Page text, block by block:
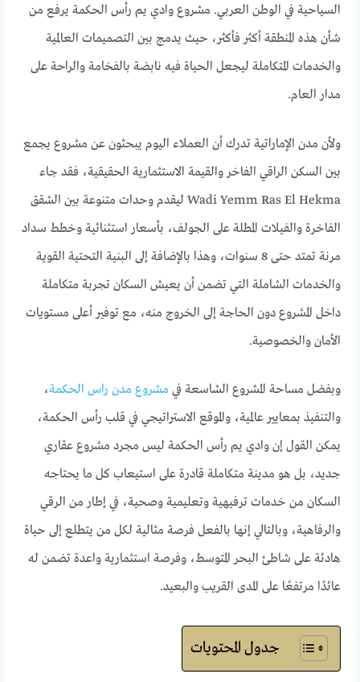
السياحية في الوطن العربي. مشروع وادي يم رأس الحكمة يرفع من
شأن هذه المنطقة أكثر فأكثر، حيث يدمج بين التصميمات العالمية
والخدمات المتكاملة ليجعل الحياة فيه نابضة بالفخامة والراحة على
مدار العام.
ولأن مدن الإماراتية تدرك أن العملاء اليوم يبحثون عن مشروع يجمع
بين السكن الراقي الفاخر والقيمة الاستثمارية الحقيقية، فقد جاء
Wadi Yemm Ras El Hekma ليقدم وحدات متنوعة بين الشقق
الفاخرة والفيلات المطلة على الجولف، بأسعار استثنائية وخطط سداد
مرنة تمتد حتى 8 سنوات، وهذا بالإضافة إلى البنية التحتية القوية
والخدمات الشاملة التي تضمن أن يعيش السكان تجربة متكاملة
داخل المشروع دون الحاجة إلى الخروج منه، مع توفير أعلى مستويات
الأمان والخصوصية.
وبفضل مساحة المشروع الشاسعة في مشروع مدن راس الحكمة،
والتنفيذ بمعايير عالمية، والموقع الاستراتيجي في قلب رأس الحكمة،
يمكن القول إن وادي يم رأس الحكمة ليس مجرد مشروع عقاري
جديد، بل هو مدينة متكاملة قادرة على استيعاب كل ما يحتاجه
السكان من خدمات ترفيهية وتعليمية وصحية، في إطار من الرقي
والرفاهية، وبالتالي إنها بالفعل فرصة مثالية لكل من يتطلع إلى حياة
هادئة على شاطئ البحر المتوسط، وفرصة استثمارية واعدة تضمن له
عائدًا مرتفعًا على المدى القريب والبعيد.
جدول المحتويات